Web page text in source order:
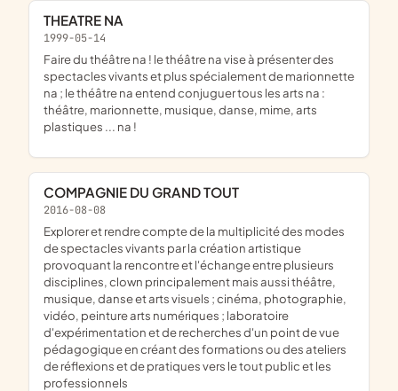
THEATRE NA
1999-05-14
faire du théâtre na ! le théâtre na vise à présenter des
spectacles vivants et plus spécialement de marionnette
na ; le théâtre na entend conjuguer tous les arts na :
théâtre, marionnette, musique, danse, mime, arts
plastiques ... na !
COMPAGNIE DU GRAND TOUT
2016-08-08
explorer et rendre compte de la multiplicité des modes
de spectacles vivants par la création artistique
provoquant la rencontre et l'échange entre plusieurs
disciplines, clown principalement mais aussi théâtre,
musique, danse et arts visuels ; cinéma, photographie,
vidéo, peinture arts numériques ; laboratoire
d'expérimentation et de recherches d'un point de vue
pédagogique en créant des formations ou des ateliers
de réflexions et de pratiques vers le tout public et les
professionnels